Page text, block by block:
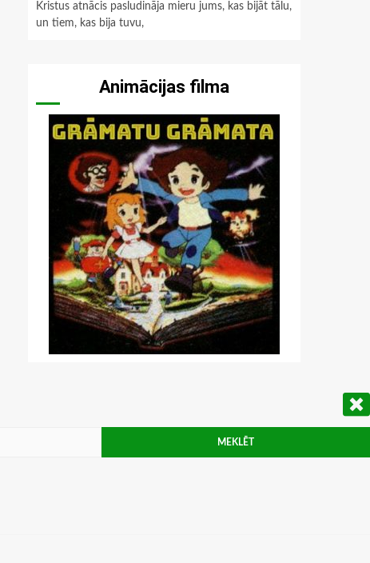
Kristus atnācis pasludināja mieru jums, kas bijāt tālu,
un tiem, kas bija tuvu,
Animācijas filma